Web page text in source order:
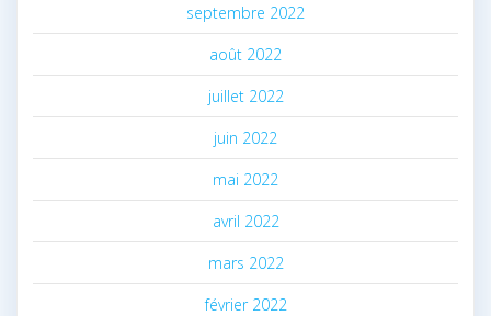
septembre 2022
août 2022
juillet 2022
juin 2022
mai 2022
avril 2022
mars 2022
février 2022